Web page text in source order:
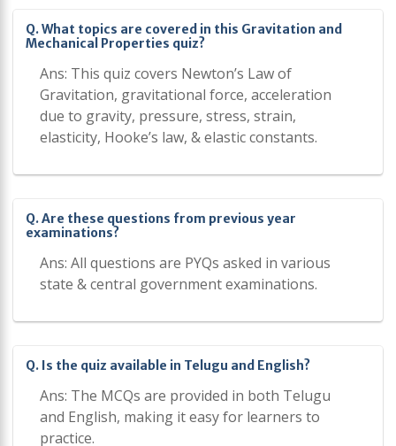
Q. What topics are covered in this Gravitation and
Mechanical Properties quiz?
Ans: This quiz covers Newton’s Law of
Gravitation, gravitational force, acceleration
due to gravity, pressure, stress, strain,
elasticity, Hooke’s law, & elastic constants.
Q. Are these questions from previous year
examinations?
Ans: All questions are PYQs asked in various
state & central government examinations.
Q. Is the quiz available in Telugu and English?
Ans: The MCQs are provided in both Telugu
and English, making it easy for learners to
practice.